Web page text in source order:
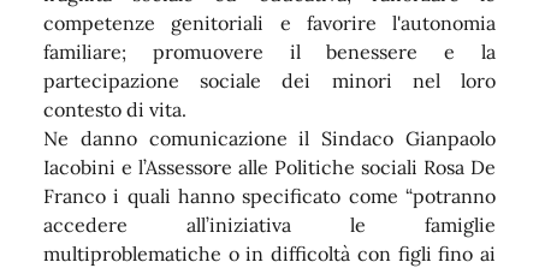
competenze genitoriali e favorire l'autonomia
familiare; promuovere il benessere e la
partecipazione sociale dei minori nel loro
contesto di vita.
Ne danno comunicazione il Sindaco Gianpaolo
Iacobini e l’Assessore alle Politiche sociali Rosa De
Franco i quali hanno specificato come “potranno
accedere all’iniziativa le famiglie
multiproblematiche o in difficoltà con figli fino ai